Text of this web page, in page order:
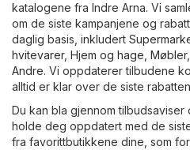
katalogene fra Indre Arna. Vi
om de siste kampanjene og
daglig basis, inkludert
hvitevarer, Hjem og hage Møbler,
Andre. Vi oppdaterer tilbudene
alltid er klar over de siste
Du kan bla gjennom
holde deg oppdatert med de
fra favorittbutikkene dine, som